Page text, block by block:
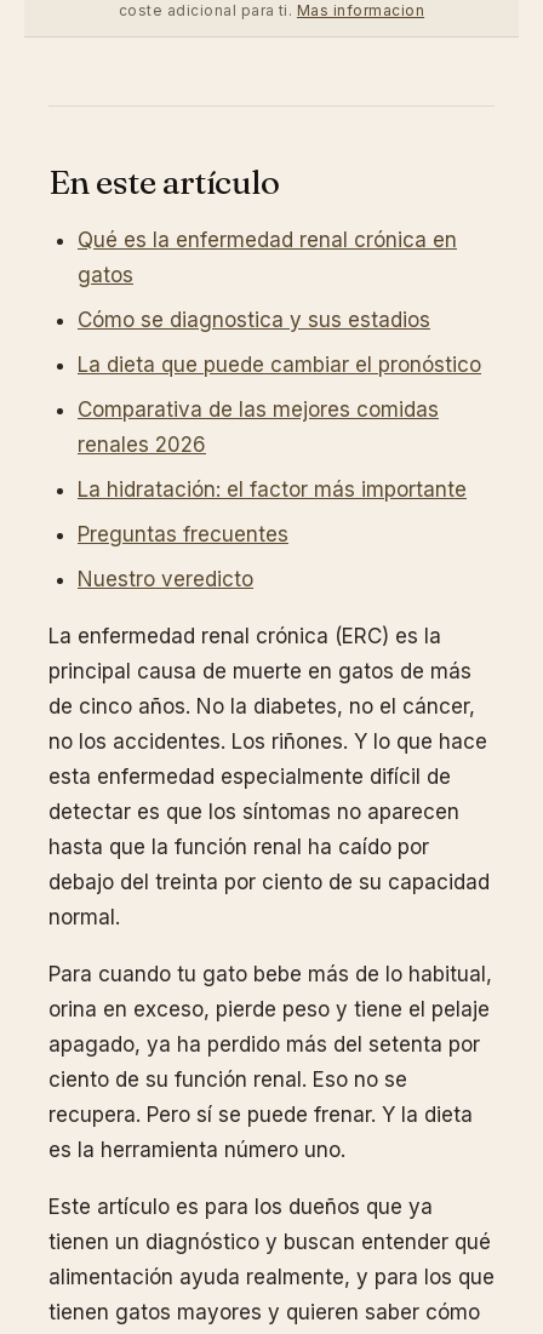
coste adicional para ti. Mas informacion
En este artículo
Qué es la enfermedad renal crónica en
gatos
Cómo se diagnostica y sus estadios
La dieta que puede cambiar el pronóstico
Comparativa de las mejores comidas
renales 2026
La hidratación: el factor más importante
Preguntas frecuentes
Nuestro veredicto
La enfermedad renal crónica (ERC) es la
principal causa de muerte en gatos de más
de cinco años. No la diabetes, no el cáncer,
no los accidentes. Los riñones. Y lo que hace
esta enfermedad especialmente difícil de
detectar es que los síntomas no aparecen
hasta que la función renal ha caído por
debajo del treinta por ciento de su capacidad
normal.
Para cuando tu gato bebe más de lo habitual,
orina en exceso, pierde peso y tiene el pelaje
apagado, ya ha perdido más del setenta por
ciento de su función renal. Eso no se
recupera. Pero sí se puede frenar. Y la dieta
es la herramienta número uno.
Este artículo es para los dueños que ya
tienen un diagnóstico y buscan entender qué
alimentación ayuda realmente, y para los que
tienen gatos mayores y quieren saber cómo